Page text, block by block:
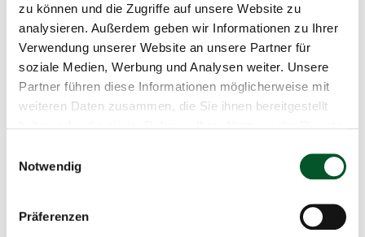
zu können und die Zugriffe auf unsere Website zu
analysieren. Außerdem geben wir Informationen zu Ihrer
Verwendung unserer Website an unsere Partner für
soziale Medien, Werbung und Analysen weiter. Unsere
Partner führen diese Informationen möglicherweise mit
weiteren Daten zusammen, die Sie ihnen bereitgestellt
Notwendig
Präferenzen
Kontakt
Förderprogramm KlimaWildnis